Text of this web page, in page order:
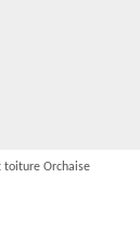
toiture Orchaise